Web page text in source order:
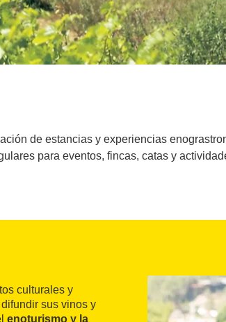
de estancias y experiencias
para eventos, fincas, catas y
culturales y
sus vinos y
enoturismo y la